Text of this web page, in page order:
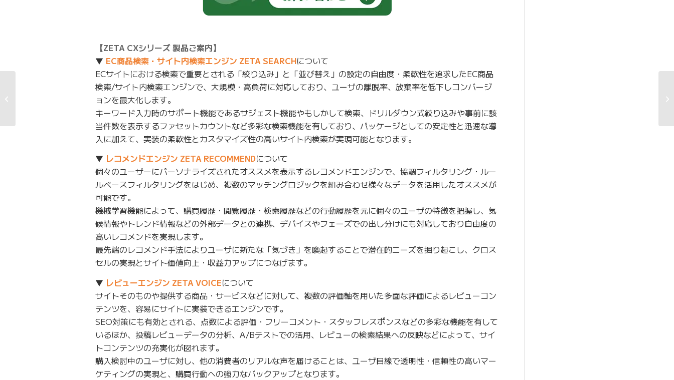
【ZETA CXシリーズ 製品ご案内】
▼ EC商品検索・サイト内検索エンジン ZETA SEARCHについて
ECサイトにおける検索で重要とされる「絞り込み」と「並び替え」の設定の自由度・柔軟性を追求したEC商品
検索/サイト内検索エンジンで、大規模・高負荷に対応しており、ユーザの離脱率、放棄率を低下しコンバージ
ョンを最大化します。
キーワード入力時のサポート機能であるサジェスト機能やもしかして検索、ドリルダウン式絞り込みや事前に該
当件数を表示するファセットカウントなど多彩な検索機能を有しており、パッケージとしての安定性と迅速な導
入に加えて、実装の柔軟性とカスタマイズ性の高いサイト内検索が実現可能となります。
▼ レコメンドエンジン ZETA RECOMMENDについて
個々のユーザーにパーソナライズされたオススメを表示するレコメンドエンジンで、協調フィルタリング・ルー
ルベースフィルタリングをはじめ、複数のマッチングロジックを組み合わせ様々なデータを活用したオススメが
可能です。
機械学習機能によって、購買履歴・閲覧履歴・検索履歴などの行動履歴を元に個々のユーザの特徴を把握し、気
候情報やトレンド情報などの外部データとの連携、デバイスやフェーズでの出し分けにも対応しており自由度の
高いレコメンドを実現します。
最先端のレコメンド手法によりユーザに新たな「気づき」を喚起することで潜在的ニーズを掘り起こし、クロス
セルの実現とサイト価値向上・収益力アップにつなげます。
▼ レビューエンジン ZETA VOICEについて
サイトそのものや提供する商品・サービスなどに対して、複数の評価軸を用いた多面な評価によるレビューコン
テンツを、容易にサイトに実装できるエンジンです。
SEO対策にも有効とされる、点数による評価・フリーコメント・スタッフレスポンスなどの多彩な機能を有して
いるほか、投稿レビューデータの分析、A/Bテストでの活用、レビューの検索結果への反映などによって、サイ
トコンテンツの充実化が図れます。
購入検討中のユーザに対し、他の消費者のリアルな声を届けることは、ユーザ目線で透明性・信頼性の高いマー
ケティングの実現と、購買行動への強力なバックアップとなります。